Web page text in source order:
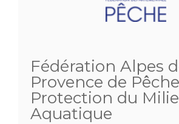
Fédération Alpes
Provence de
Protection du
Aquatique